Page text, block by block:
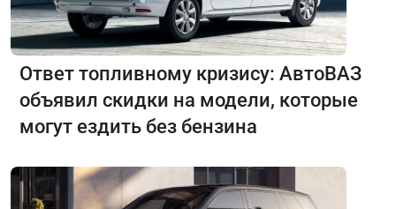
Ответ топливному кризису: АвтоВАЗ
объявил скидки на модели, которые
могут ездить без бензина